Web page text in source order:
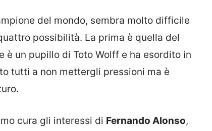
del mondo, sembra molto difficile
possibilità. La prima è quella del
è un pupillo di Toto Wolff e ha esordito in
tutti a non mettergli pressioni ma è
cura gli interessi di Fernando Alonso,